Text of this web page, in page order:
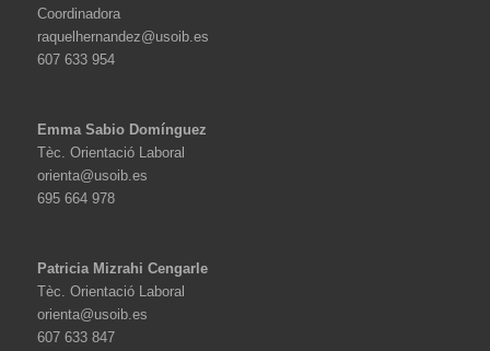
Coordinadora
raquelhernandez@usoib.es
607 633 954
Emma Sabio Domínguez
Tèc. Orientació Laboral
orienta@usoib.es
695 664 978
Patricia Mizrahi Cengarle
Tèc. Orientació Laboral
orienta@usoib.es
607 633 847